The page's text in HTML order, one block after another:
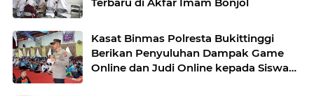
Kasat Binmas Polresta Bukittinggi
Berikan Penyuluhan Dampak Game
Online dan Judi Online kepada Siswa